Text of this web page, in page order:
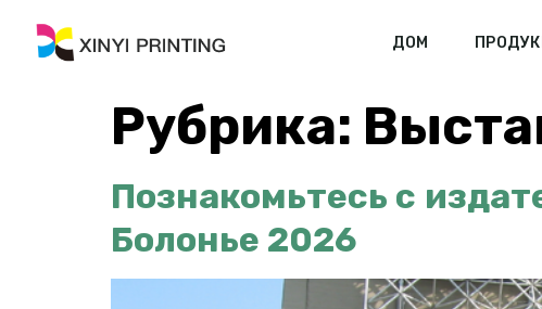
ДОМ
Рубрика:
Познакомьтесь с
Болонье 2026